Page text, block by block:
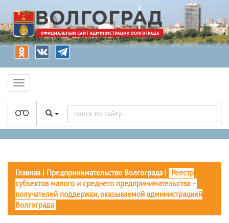
Главная | Предпринимательство Волгограда | Реестр
субъектов малого и среднего предпринимательства –
получателей поддержки, оказываемой администрацией
Волгограда